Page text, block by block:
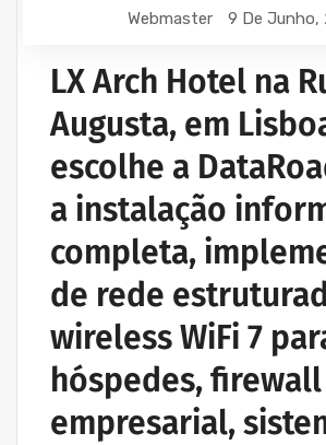
REDE ESTRUTURADA INFORMÁTICA
Webmaster 9 De Junho,
LX Arch Hotel na
Augusta, em
escolhe a
a instalação
completa,
de rede
wireless WiFi 7
hóspedes, firewall
empresarial,